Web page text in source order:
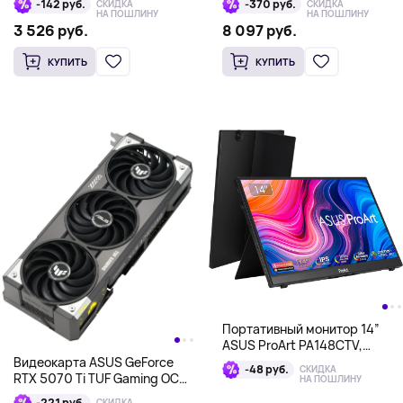
-142 руб. СКИДКА
НА ПОШЛИНУ
3 526 руб.
КУПИТЬ
-370 руб. СКИДКА
НА ПОШЛИНУ
8 097 руб.
КУПИТЬ
Видеокарта ASUS GeForce
RTX 5070 Ti TUF Gaming OC
16GB, серый
Портативный монитор 14”
ASUS ProArt PA148CTV,
1920x1080, IPS, черный
-48 руб. СКИДКА
НА ПОШЛИНУ